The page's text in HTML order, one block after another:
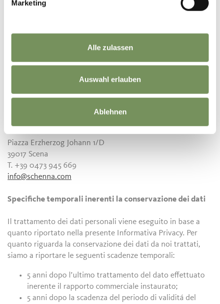
Marketing
Alle zulassen
Auswahl erlauben
Ablehnen
– Piazza Erzherzog Johann 1/D - 39017 Scena - con
lettera raccomandata o eMail all’indirizzo
Titolare del trattamento:
Piazza Erzherzog Johann 1/D
39017 Scena
T. +39 0473 945 669
info@schenna.com
Specifiche temporali inerenti la conservazione dei dati
Il trattamento dei dati personali viene eseguito in base a
quanto riportato nella presente Informativa Privacy. Per
quanto riguarda la conservazione dei dati da noi trattati,
siamo a riportare le seguenti scadenze temporali:
5 anni dopo l’ultimo trattamento del dato effettuato
inerente il rapporto commerciale instaurato;
5 anni dopo la scadenza del periodo di validitá del